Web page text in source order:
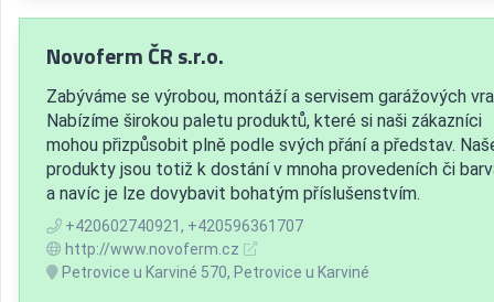
Novoferm ČR s.r.o.
Zabýváme se výrobou, montáží a servisem garážových
Nabízíme širokou paletu produktů, které si naši zákazníci
mohou přizpůsobit plně podle svých přání a představ.
produkty jsou totiž k dostání v mnoha provedeních či
a navíc je lze dovybavit bohatým příslušenstvím.
+420602740921, +420596361707
http://www.novoferm.cz
Petrovice u Karviné 570, Petrovice u Karviné